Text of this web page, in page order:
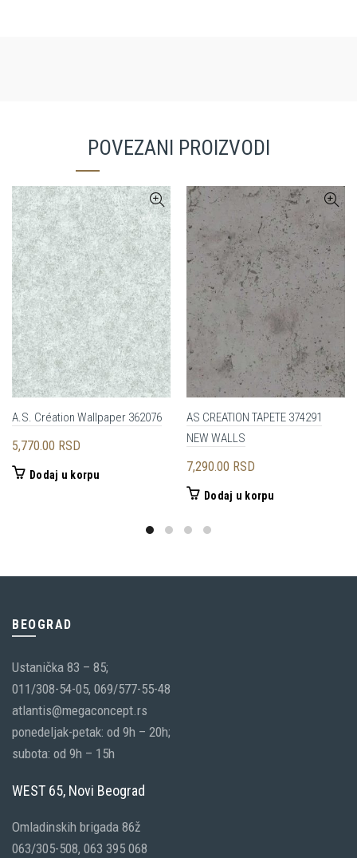
POVEZANI PROIZVODI
A.S. Création Wallpaper 362076
5,770.00 RSD
Dodaj u korpu
AS CREATION TAPETE 374291
NEW WALLS
7,290.00 RSD
Dodaj u korpu
BEOGRAD
Ustanička 83 – 85;
011/308-54-05, 069/577-55-48
atlantis@megaconcept.rs
ponedeljak-petak: od 9h – 20h;
subota: od 9h – 15h
WEST 65, Novi Beograd
Omladinskih brigada 86ž
063/305-508, 063 395 068